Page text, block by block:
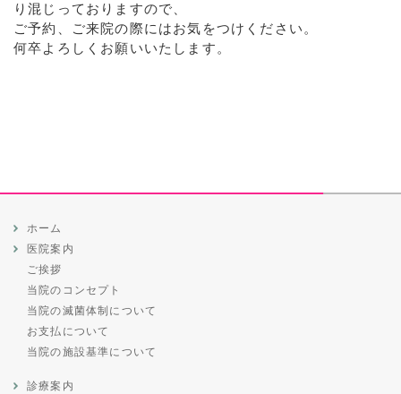
り混じっておりますので、
ご予約、ご来院の際にはお気をつけください。
何卒よろしくお願いいたします。
ホーム
医院案内
ご挨拶
当院のコンセプト
当院の滅菌体制について
お支払について
当院の施設基準について
診療案内